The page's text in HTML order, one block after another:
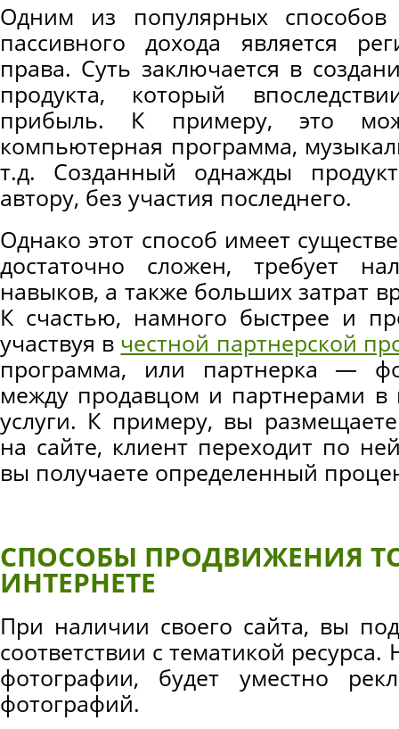
Одним из популярных способов
пассивного дохода является
права. Суть заключается в
продукта, который
прибыль. К примеру, это
компьютерная программа,
т.д. Созданный однажды
автору, без участия последнего.
Однако этот способ имеет
достаточно сложен, требует
навыков, а также больших затрат
К счастью, намного быстрее и
участвуя в честной партнерской
программа, или партнерка —
между продавцом и партнерами в
услуги. К примеру, вы
на сайте, клиент переходит по
вы получаете определенный
СПОСОБЫ ПРОДВИЖЕНИЯ
ИНТЕРНЕТЕ
При наличии своего сайта, вы
соответствии с тематикой
фотографии, будет уместно
фотографий.